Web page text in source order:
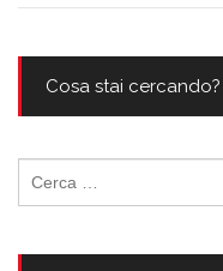
Cosa stai cercando?
per: